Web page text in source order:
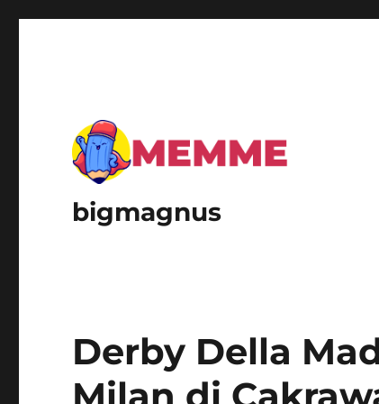
bigmagnus
Derby Della